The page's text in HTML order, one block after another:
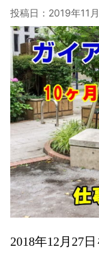
投稿日： 2019年11
2018年12月27